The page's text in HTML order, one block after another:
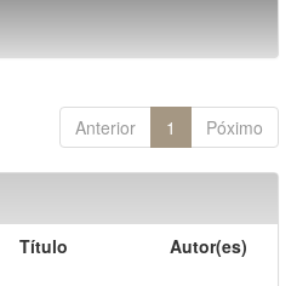
Anterior 1 Póximo
Título Autor(es)